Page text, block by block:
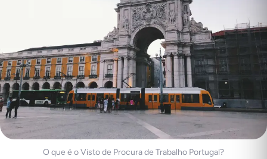
O que é o Visto de Procura de Trabalho Portugal?